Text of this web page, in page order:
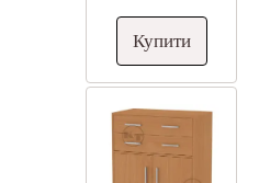
Купити